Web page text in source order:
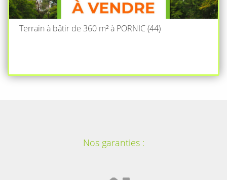
Terrain à bâtir de 360 m² à PORNIC (44)
Nos garanties :